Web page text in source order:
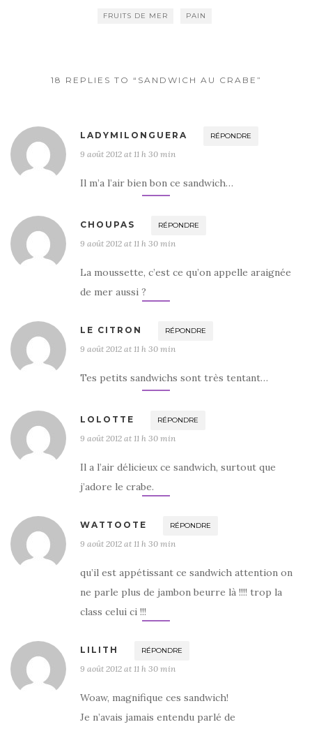
er
FRUITS DE MER PAIN
18 REPLIES TO “SANDWICH AU CRABE”
LADYMILONGUERA RÉPONDRE
9 août 2012 at 11 h 30 min
Il m’a l’air bien bon ce sandwich…
CHOUPAS RÉPONDRE
9 août 2012 at 11 h 30 min
La moussette, c’est ce qu’on appelle araignée
de mer aussi ?
LE CITRON RÉPONDRE
9 août 2012 at 11 h 30 min
Tes petits sandwichs sont très tentant…
LOLOTTE RÉPONDRE
9 août 2012 at 11 h 30 min
Il a l’air délicieux ce sandwich, surtout que
j’adore le crabe.
WATTOOTE RÉPONDRE
9 août 2012 at 11 h 30 min
qu’il est appétissant ce sandwich attention on
ne parle plus de jambon beurre là !!!! trop la
class celui ci !!!
LILITH RÉPONDRE
9 août 2012 at 11 h 30 min
Woaw, magnifique ces sandwich!
Je n’avais jamais entendu parlé de